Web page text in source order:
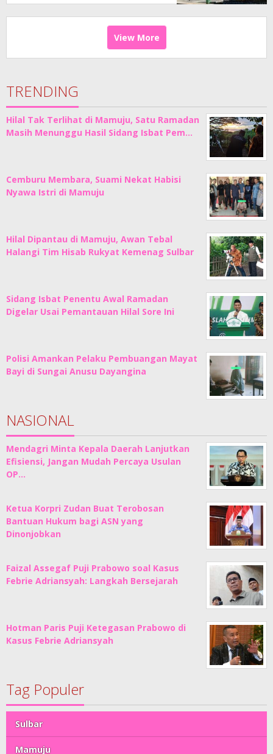
View More
TRENDING
Hilal Tak Terlihat di Mamuju, Satu Ramadan
Masih Menunggu Hasil Sidang Isbat Pem…
Cemburu Membara, Suami Nekat Habisi
Nyawa Istri di Mamuju
Hilal Dipantau di Mamuju, Awan Tebal
Halangi Tim Hisab Rukyat Kemenag Sulbar
Sidang Isbat Penentu Awal Ramadan
Digelar Usai Pemantauan Hilal Sore Ini
Polisi Amankan Pelaku Pembuangan Mayat
Bayi di Sungai Anusu Dayangina
NASIONAL
Mendagri Minta Kepala Daerah Lanjutkan
Efisiensi, Jangan Mudah Percaya Usulan
OP…
Ketua Korpri Zudan Buat Terobosan
Bantuan Hukum bagi ASN yang
Dinonjobkan
Faizal Assegaf Puji Prabowo soal Kasus
Febrie Adriansyah: Langkah Bersejarah
Hotman Paris Puji Ketegasan Prabowo di
Kasus Febrie Adriansyah
Tag Populer
Sulbar
Mamuju